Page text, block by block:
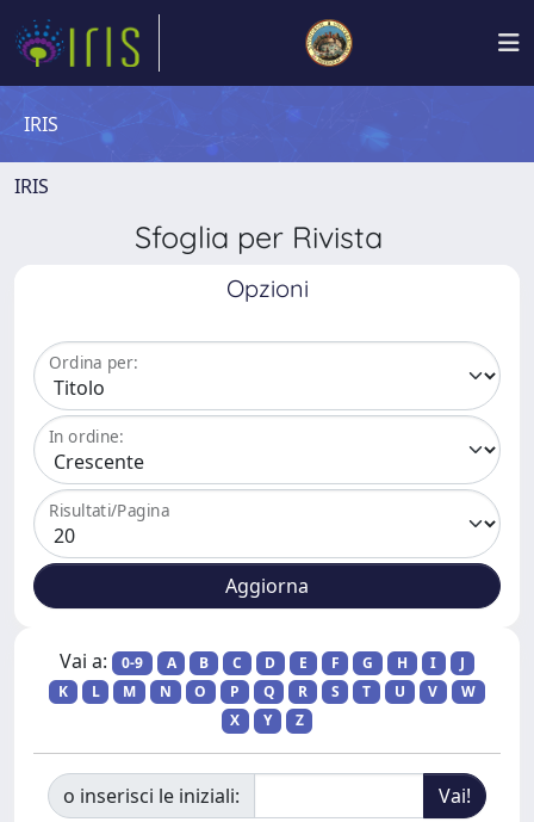
IRIS
IRIS
Sfoglia per Rivista
Opzioni
Ordina per:
In ordine:
Risultati/Pagina
Vai a: 0-9 A B C D E F G H I
J
K
L M N O P Q R S T U V
W
X
Y Z
o inserisci le iniziali: